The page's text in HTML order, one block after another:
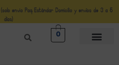
envio Paq Estándar Domicilio y envíos de 3 a 5
días)
0